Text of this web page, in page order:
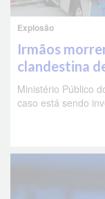
Explosão
Irmãos
clandestina
Ministério Público
caso está sendo